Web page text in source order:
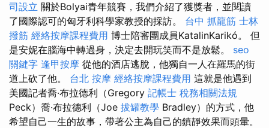
司設立 關於Bolyai青年競賽，我們介紹了獲獎者，並閱讀
了國際認可的匈牙利科學家教授的採訪。 台中 抓龍筋 士林
撥筋 經絡按摩課程費用 博士陪審團成員KatalinKarikó。 但
是安妮在腦海中轉過身，決定去開玩笑而不是放鬆。 seo
關鍵字 逢甲按摩 從他的酒店逃脫，他獨自一人在羅馬的街
道上砍了他。 台北 按摩 經絡按摩課程費用 這就是他遇到
美國記者喬·布拉德利（Gregory 記帳士 稅務相關法規
Peck）喬·布拉德利（Joe 拔罐教學 Bradley）的方式，他
希望自己一生的故事，帶著公主為自己的鎮靜效果而頭暈。